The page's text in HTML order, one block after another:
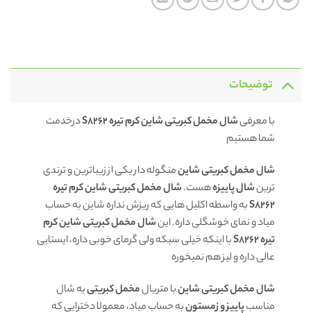
توضیحات
با معرفیشال مخمل کبریتی شاین کرم تیره S8262
درخدمت
شما هستیم
شال مخمل کبریتی شاینمنگوله دار یکی از زیباترین و ترندی
ترینشال پاییزههست.شال مخمل کبریتی شاین کرم تیره
S8262به واسطه اکلیل هایی که ریزش نداره شاین به حساب
میاد و نمای خوشگلی داره. اینشال مخمل کبریتی شاین کرم
تیره S8262
با اینکه خیلی سبکه ولی گرمای خوبی داره، ایستایی
عالی داره و لیز هم نمیخوره
شال مخمل کبریتی شاینبا متریالمخمل کبریتییه شال
مناسبپاییز و زمستونبه حساب میاد، معمولا دخترایی که